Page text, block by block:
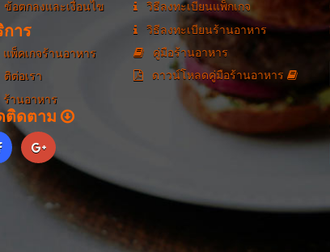
ข้อตกลงและเงื่อนไข
การ
แพ็คเกจร้านอาหาร
ติต่อเรา
ร้านอาหาร
ติดตาม
วิธีลงทะเบียนแพ็กเกจ
วิธีลงทะเบียนร้านอาหาร
คู่มือร้านอาหาร
ดาวน์โหลดคู่มือร้านอาหาร